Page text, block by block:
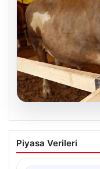
07.08.2026
Kurbanlık
2026:
Piyasa Verileri